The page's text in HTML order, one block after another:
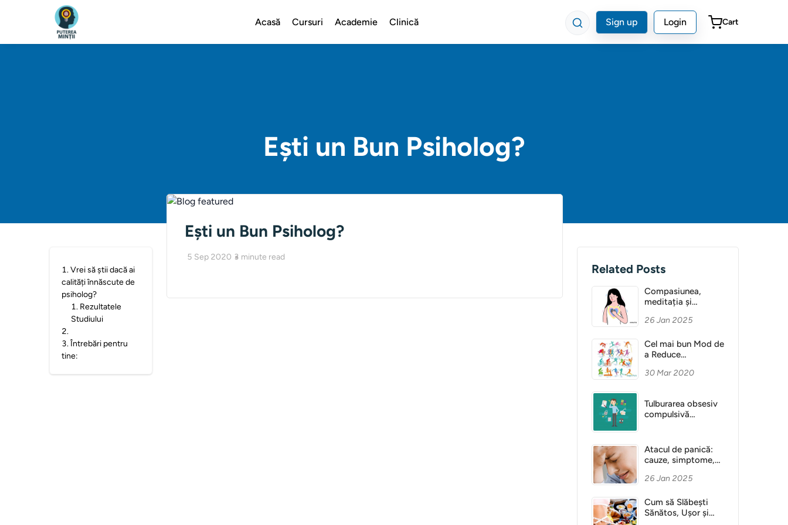
Acasă Cursuri Academie Clinică Sign up Login Cart
Ești un Bun Psiholog?
1.Vrei să știi dacă ai
calități înnăscute de
psiholog?
1. Rezultatele
Studiului
2.
3.Întrebări pentru
tine:
Ești un Bun Psiholog?
5 Sep 2020 3 minute read
Related Posts
Compasiunea,
meditația și
26 Jan 2025
Cel mai bun Mod de
a Reduce
30 Mar 2020
Tulburarea obsesiv
compulsivă
Atacul de panică:
cauze, simptome,
26 Jan 2025
Cum să Slăbești
Sănătos, Ușor și